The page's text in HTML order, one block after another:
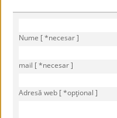
Nume [ *necesar ]
mail [ *necesar ]
Adresă web [ *opţional ]